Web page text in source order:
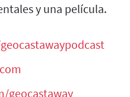
y una película.
geocastaway